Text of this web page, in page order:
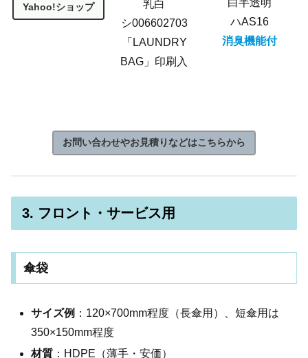
Yahoo!ショップ
乳白
シ006602703
「LAUNDRY
BAG」印刷入
白半透明
ハAS16
消臭機能付
お問い合わせやお見積りなどはこちらから
3. フロント・サービス用
傘袋
サイズ例 ：120×700mm程度（長傘用）、短傘用は
350×150mm程度
材質 ：HDPE（薄手・安価）